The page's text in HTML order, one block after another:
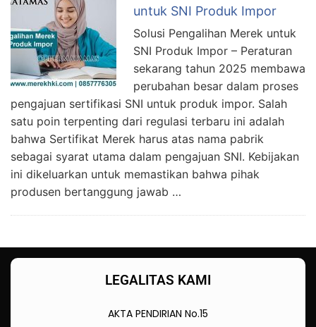
untuk SNI Produk Impor
Solusi Pengalihan Merek untuk
SNI Produk Impor – Peraturan
sekarang tahun 2025 membawa
perubahan besar dalam proses
pengajuan sertifikasi SNI untuk produk impor. Salah
satu poin terpenting dari regulasi terbaru ini adalah
bahwa Sertifikat Merek harus atas nama pabrik
sebagai syarat utama dalam pengajuan SNI. Kebijakan
ini dikeluarkan untuk memastikan bahwa pihak
produsen bertanggung jawab …
LEGALITAS KAMI
AKTA PENDIRIAN No.15